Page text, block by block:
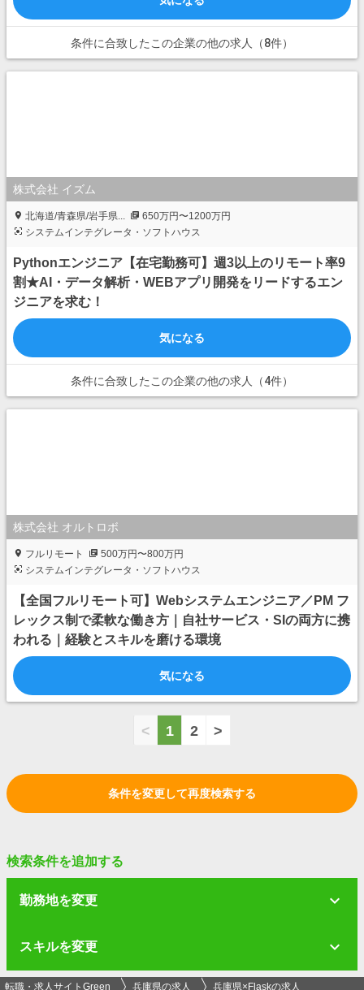
条件に合致したこの企業の他の求人（8件）
株式会社 イズム
北海道/青森県/岩手県...
650万円〜1200万円
システムインテグレータ・ソフトハウス
Pythonエンジニア【在宅勤務可】週3以上のリモート率9
割★AI・データ解析・WEBアプリ開発をリードするエン
ジニアを求む！
気になる
条件に合致したこの企業の他の求人（4件）
株式会社 オルトロボ
フルリモート
500万円〜800万円
システムインテグレータ・ソフトハウス
【全国フルリモート可】Webシステムエンジニア／PM フ
レックス制で柔軟な働き方｜自社サービス・SIの両方に携
われる｜経験とスキルを磨ける環境
気になる
< 1 2 >
条件を変更して再度検索する
検索条件を追加する
勤務地を変更
スキルを変更
転職・求人サイトGreen 兵庫県の求人 兵庫県×Flaskの求人